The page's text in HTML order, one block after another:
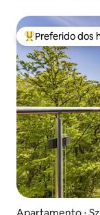
Entre os
Preferido dos